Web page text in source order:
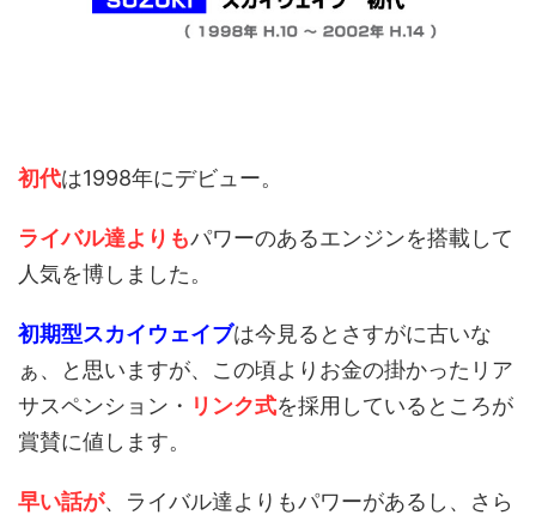
初代は1998年にデビュー。
ライバル達よりもパワーのあるエンジンを搭載して
人気を博しました。
初期型スカイウェイブは今見るとさすがに古いな
ぁ、と思いますが、この頃よりお金の掛かったリア
サスペンション・ リンク式を採用しているところが
賞賛に値します。
早い話が、ライバル達よりもパワーがあるし、さら